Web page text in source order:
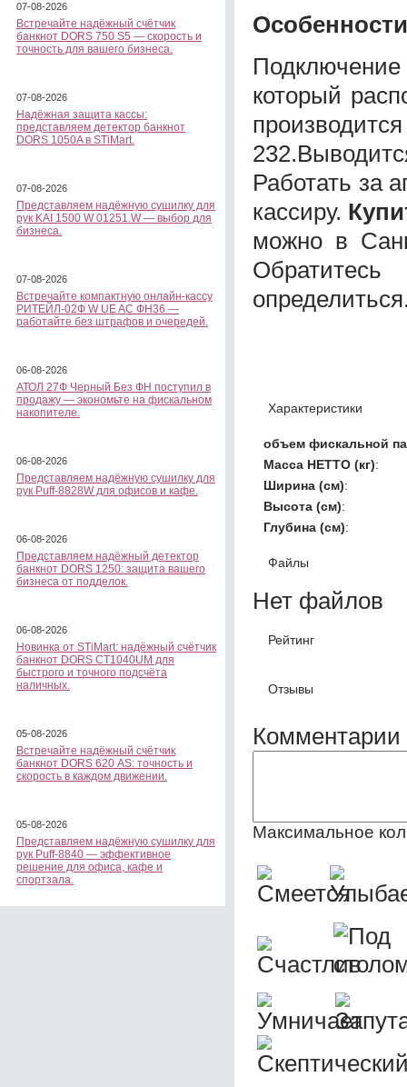
07-08-2026
Встречайте надёжный счётчик
банкнот DORS 750 S5 — скорость и
точность для вашего бизнеса.
07-08-2026
Надёжная защита кассы:
представляем детектор банкнот
DORS 1050A в STiMart.
07-08-2026
Представляем надёжную сушилку для
рук KAI 1500 W 01251.W — выбор для
бизнеса.
07-08-2026
Встречайте компактную онлайн-кассу
РИТЕЙЛ-02Ф W UE AC ФН36 —
работайте без штрафов и очередей.
06-08-2026
АТОЛ 27Ф Черный Без ФН поступил в
продажу — экономьте на фискальном
накопителе.
06-08-2026
Представляем надёжную сушилку для
рук Puff-8828W для офисов и кафе.
06-08-2026
Представляем надёжный детектор
банкнот DORS 1250: защита вашего
бизнеса от подделок.
06-08-2026
Новинка от STiMart: надёжный счётчик
банкнот DORS CT1040UM для
быстрого и точного подсчёта
наличных.
05-08-2026
Встречайте надёжный счётчик
банкнот DORS 620 АS: точность и
скорость в каждом движении.
05-08-2026
Представляем надёжную сушилку для
рук Puff-8840 — эффективное
решение для офиса, кафе и
спортзала.
который
Работать за
кассиру.
можно в
Характеристики
объем фискальной
Масса НЕТТО (кг):
Ширина (см):
Высота (см):
Глубина (см):
Файлы
Нет файлов
Рейтинг
Отзывы
Комментарии
Максимальное